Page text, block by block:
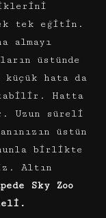
tek eğitin.
almayı
üstünde
küçük hata da
Hatta
Uzun süreli
üstün
birlikte
Altın
Sky Zoo